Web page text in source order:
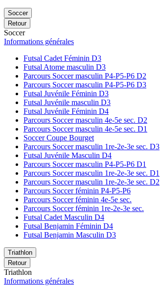
Soccer
Retour
Soccer
Informations générales
Futsal Cadet Féminin D3
Futsal Atome masculin D3
Parcours Soccer masculin P4-P5-P6 D2
Parcours Soccer masculin P4-P5-P6 D3
Futsal Juvénile Féminin D3
Futsal Juvénile masculin D3
Futsal Juvénile Féminin D4
Parcours Soccer masculin 4e-5e sec. D2
Parcours Soccer masculin 4e-5e sec. D1
Soccer Coupe Bourget
Parcours Soccer masculin 1re-2e-3e sec. D3
Futsal Juvénile Masculin D4
Parcours Soccer masculin P4-P5-P6 D1
Parcours Soccer masculin 1re-2e-3e sec. D1
Parcours Soccer masculin 1re-2e-3e sec. D2
Parcours Soccer féminin P4-P5-P6
Parcours Soccer féminin 4e-5e sec.
Parcours Soccer féminin 1re-2e-3e sec.
Futsal Cadet Masculin D4
Futsal Benjamin Féminin D4
Futsal Benjamin Masculin D3
Triathlon
Retour
Triathlon
Informations générales